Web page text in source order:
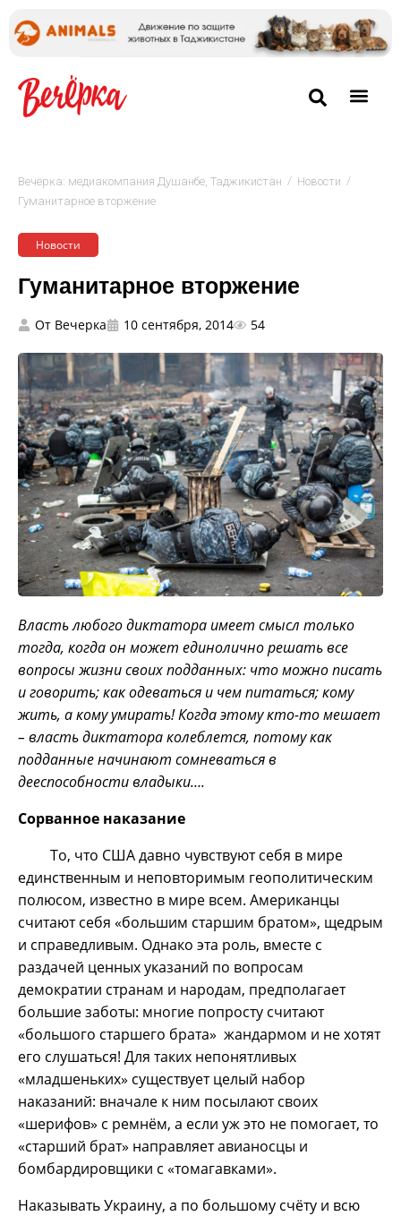
Вечёрка: медиакомпания Душанбе, Таджикистан / Новости /
Гуманитарное вторжение
Новости
Гуманитарное вторжение
От Вечерка 10 сентября, 2014 54
Власть любого диктатора имеет смысл только
тогда, когда он может единолично решать все
вопросы жизни своих подданных: что можно писать
и говорить; как одеваться и чем питаться; кому
жить, а кому умирать! Когда этому кто-то мешает
– власть диктатора колеблется, потому как
подданные начинают сомневаться в
дееспособности владыки….
Сорванное наказание
То, что США давно чувствуют себя в мире
единственным и неповторимым геополитическим
полюсом, известно в мире всем. Американцы
считают себя «большим старшим братом», щедрым
и справедливым. Однако эта роль, вместе с
раздачей ценных указаний по вопросам
демократии странам и народам, предполагает
большие заботы: многие попросту считают
«большого старшего брата» жандармом и не хотят
его слушаться! Для таких непонятливых
«младшеньких» существует целый набор
наказаний: вначале к ним посылают своих
«шерифов» с ремнём, а если уж это не помогает, то
«старший брат» направляет авианосцы и
бомбардировщики с «томагавками».
Наказывать Украину, а по большому счёту и всю